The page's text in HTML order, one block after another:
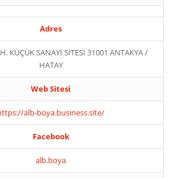
Adres
KÜÇÜK SANAYİ SİTESİ 31001 ANTAKYA /
HATAY
Web Sitesi
alb-boya.business.site/
Facebook
alb.boya